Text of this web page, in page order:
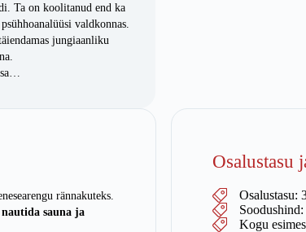
Ta on koolitanud end ka
valdkonnas.
jungiaanliku
rännakuteks.
nautida sauna ja
Osalustasu
Osalustasu:
Kogu